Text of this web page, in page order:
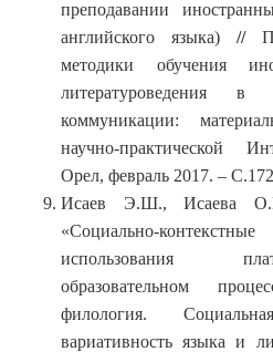
преподавании
английского языка) //
методики обучения
литературоведения в
коммуникации:
научно-практической
Орел, февраль 2017. –
Исаев Э.Ш., Исаева
«Социально-
использования
образовательном
филология.
вариативность языка и